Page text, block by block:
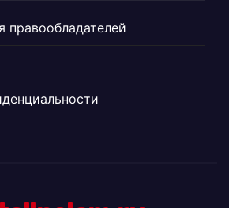
правообладателей